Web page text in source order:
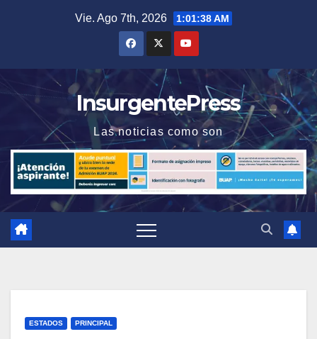
Vie. Ago 7th, 2026 1:01:38 AM
InsurgentePress
Las noticias como son
ESTADOS PRINCIPAL